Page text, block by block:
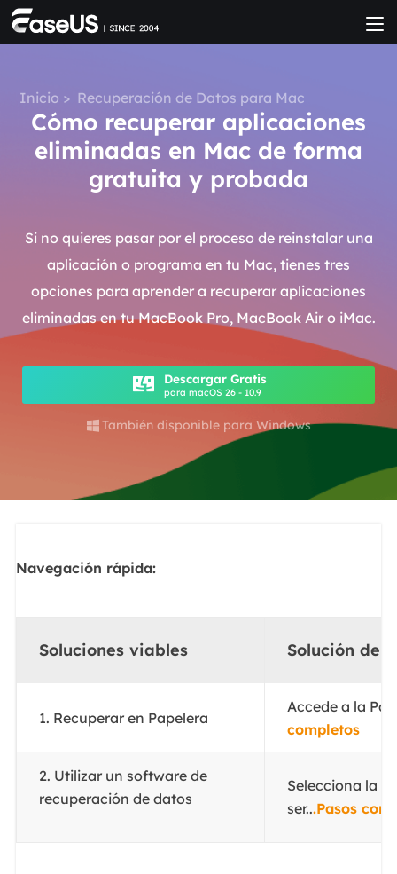
Inicio > Recuperación de Datos para Mac
Cómo recuperar aplicaciones
eliminadas en Mac de forma
gratuita y probada
Si no quieres pasar por el proceso de reinstalar una
aplicación o programa en tu Mac, tienes tres
opciones para aprender a recuperar aplicaciones
eliminadas en tu MacBook Pro, MacBook Air o iMac.
Descargar Gratis
para macOS 26 - 10.9
 También disponible para Windows
Navegación rápida:
Soluciones viables Solución de
1. Recuperar en Papelera
Accede a la
completos
2. Utilizar un software de
recuperación de datos
Selecciona la
ser...Pasos